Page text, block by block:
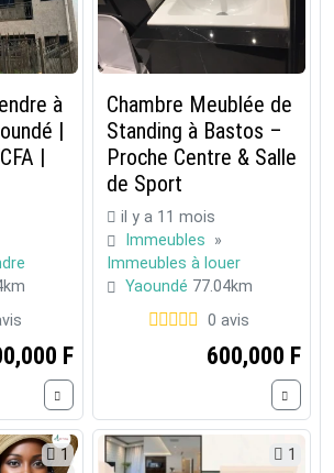
à
|
|
F
Chambre Meublée de
Standing à Bastos –
Proche Centre & Salle
de Sport
il y a 11 mois
Immeubles »
Immeubles à louer
Yaoundé 77.04km
0 avis
600,000 F
1 1